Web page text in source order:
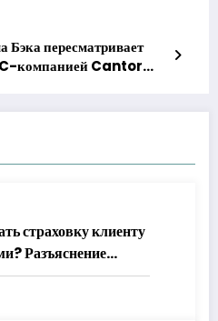
пересматривает
компанией Cantor
страховку клиенту
Разъяснение